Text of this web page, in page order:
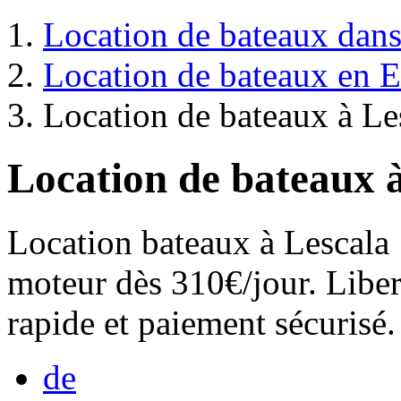
Location de bateaux
Location de bateaux en
Location de bateaux à
Location de bateaux
Location bateaux à
moteur dès 310€/jour.
rapide et paiement sécurisé.
de